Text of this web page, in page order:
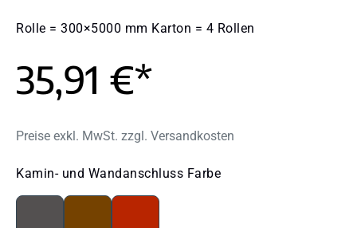
Rolle = 300×5000 mm Karton = 4 Rollen
35,91 €*
Preise exkl. MwSt. zzgl. Versandkosten
Kamin- und Wandanschluss Farbeauswählen